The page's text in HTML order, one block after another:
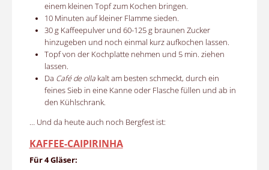
einem kleinen Topf zum Kochen bringen.
10 Minuten auf kleiner Flamme sieden.
30 g Kaffeepulver und 60-125 g braunen Zucker
hinzugeben und noch einmal kurz aufkochen lassen.
Topf von der Kochplatte nehmen und 5 min. ziehen
lassen.
Da Café de ollakalt am besten schmeckt, durch ein
feines Sieb in eine Kanne oder Flasche füllen und ab in
den Kühlschrank.
… Und da heute auch noch Bergfest ist:
KAFFEE-CAIPIRINHA
Für 4 Gläser: